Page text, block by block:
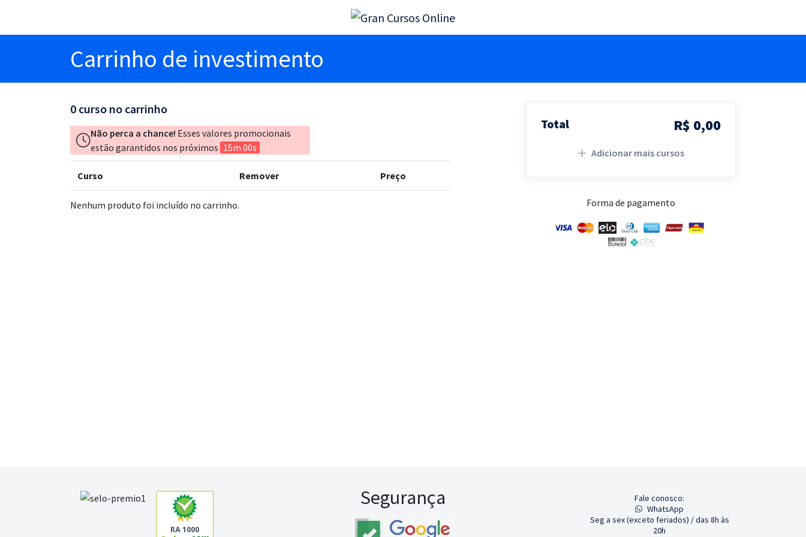
Carrinho de investimento
0 curso no carrinho
Não perca a chance! Esses valores promocionais
estão garantidos nos próximos 15m 00s
Curso Remover Preço
Nenhum produto foi incluído no carrinho.
Total R$ 0,00
Adicionar mais cursos
Forma de pagamento
RA 1000
Segurança
Fale conosco:
WhatsApp
Seg a sex (exceto feriados) / das 8h às
20h